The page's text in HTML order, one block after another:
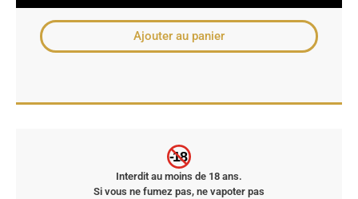
Ajouter au panier
-18
Interdit au moins de 18 ans.
Si vous ne fumez pas, ne vapoter pas